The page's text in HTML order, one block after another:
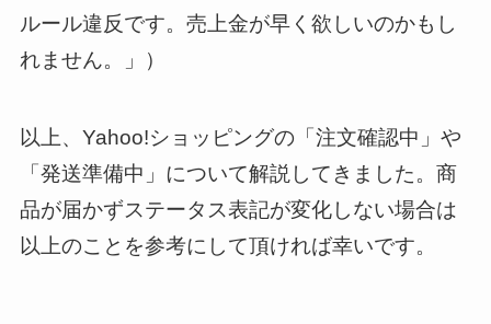
ルール違反です。売上金が早く欲しいのかもし
れません。」）
以上、Yahoo!ショッピングの「注文確認中」や
「発送準備中」について解説してきました。商
品が届かずステータス表記が変化しない場合は
以上のことを参考にして頂ければ幸いです。